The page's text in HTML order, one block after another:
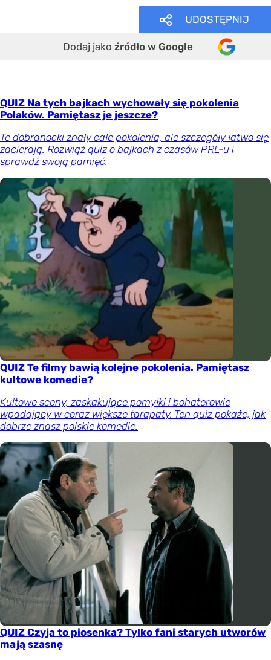
UDOSTĘPNIJ
Dodaj jako źródło w Google
QUIZ Na tych bajkach wychowały się pokolenia
Polaków. Pamiętasz je jeszcze?
Te dobranocki znały całe pokolenia, ale szczegóły łatwo się
zacierają. Rozwiąż quiz o bajkach z czasów PRL-u i
sprawdź swoją pamięć.
QUIZ Te filmy bawią kolejne pokolenia. Pamiętasz
kultowe komedie?
Kultowe sceny, zaskakujące pomyłki i bohaterowie
wpadający w coraz większe tarapaty. Ten quiz pokaże, jak
dobrze znasz polskie komedie.
QUIZ Czyja to piosenka? Tylko fani starych utworów
mają szasnę